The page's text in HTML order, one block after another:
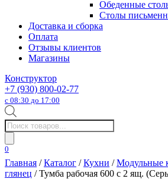
Обеденные
Столы
Доставка и сборка
Оплата
Отзывы клиентов
Магазины
Конструктор
+7 (930) 800-02-77
с 08:30 до 17:00
Поиск
товаров
0
Главная /Каталог /Кухни /Модульные
глянец / Тумба рабочая 600 с 2 ящ.